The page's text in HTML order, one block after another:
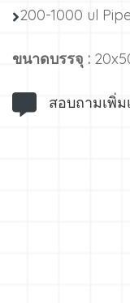
200-1000 ul
ขนาดบรรจุ :
สอบถามเพิ่ม